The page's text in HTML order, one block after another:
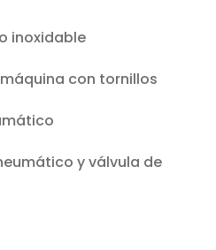
inoxidable
con tornillos
y válvula de